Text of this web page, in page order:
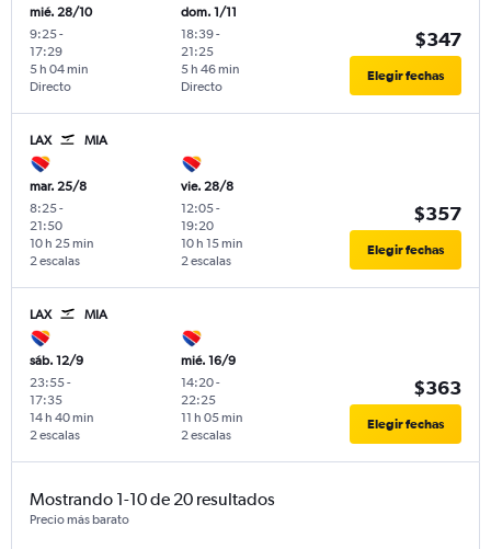
mié. 28/10
9:25-
17:29
Directo
5 h 04 min
dom. 1/11
18:39-
21:25
Directo
5 h 46 min
$347
Elegir fechas
LAX MIA
mar. 25/8
8:25-
21:50
2 escalas
10 h 25 min
vie. 28/8
12:05-
19:20
2 escalas
10 h 15 min
$357
Elegir fechas
LAX MIA
sáb. 12/9
23:55-
17:35
2 escalas
14 h 40 min
mié. 16/9
14:20-
22:25
2 escalas
11 h 05 min
$363
Elegir fechas
Mostrando 1-10 de 20 resultados
Precio más barato